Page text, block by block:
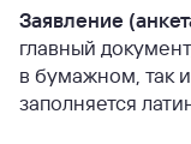
Заявление
главный
в бумажном, так
заполняется